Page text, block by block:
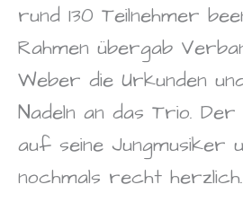
rund 130 Teilnehmer
Rahmen übergab
Weber die Urkunden
Nadeln an das Trio.
auf seine Jungmusiker
nochmals recht herzlich.